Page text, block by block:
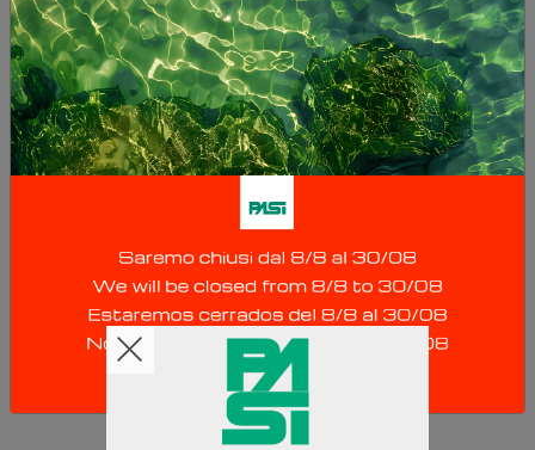
resistividad realizadas con distancia progresiva
creciente entre los electrodos de corriente (dipolo
A-B o C1-C2) y potencial (dipolo M-N o P1-P2), de
acuerdo con un dispositivo con cuatro electrodos
(entre los más comunes el Wenner quadripole y el
Schlumberger quadripole). Las mediciones se
obtienen normalmente aplicando una corriente
tensión correspondiente entre los dos electrodos